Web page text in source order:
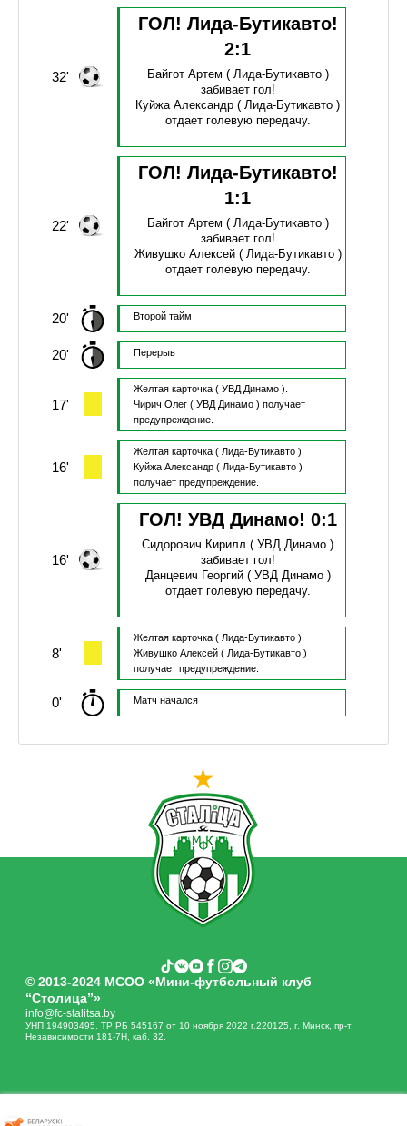
32'
ГОЛ! Лида-Бутикавто!
2:1
Байгот Артем ( Лида-Бутикавто )
забивает гол!
Куйжа Александр ( Лида-Бутикавто )
отдает голевую передачу.
22'
ГОЛ! Лида-Бутикавто!
1:1
Байгот Артем ( Лида-Бутикавто )
забивает гол!
Живушко Алексей( Лида-Бутикавто )
отдает голевую передачу.
20' Второй тайм
20' Перерыв
17'
Желтая карточка ( УВД Динамо ).
Чирич Олег( УВД Динамо ) получает
предупреждение.
16'
Желтая карточка ( Лида-Бутикавто ).
Куйжа Александр( Лида-Бутикавто )
получает предупреждение.
16'
ГОЛ! УВД Динамо! 0:1
Сидорович Кирилл ( УВД Динамо )
забивает гол!
Данцевич Георгий( УВД Динамо )
отдает голевую передачу.
8'
Желтая карточка ( Лида-Бутикавто ).
Живушко Алексей( Лида-Бутикавто )
получает предупреждение.
0' Матч начался
© 2013-2024 МСОО «Мини-футбольный клуб
“Столица”»
info@fc-stalitsa.by
УНП 194903495. ТР РБ 545167 от 10 ноября 2022 г.220125, г. Минск, пр-т.
Независимости 181-7Н, каб. 32.